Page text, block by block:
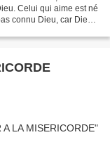
Celui qui aime est né
connu Dieu, car Dieu